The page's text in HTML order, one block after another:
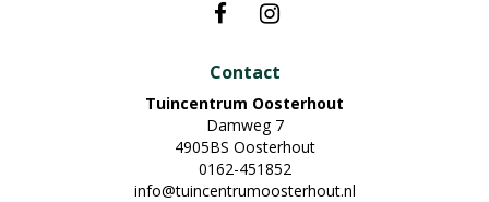
Contact
Tuincentrum Oosterhout
Damweg 7
4905BS Oosterhout
0162-451852
info@tuincentrumoosterhout.nl